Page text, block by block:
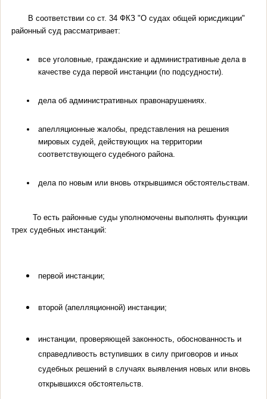
В соответствии со ст. 34 ФКЗ "О судах общей юрисдикции"
районный суд рассматривает:
все уголовные, гражданские и административные дела в
качестве суда первой инстанции (по подсудности).
дела об административных правонарушениях.
апелляционные жалобы, представления на решения
мировых судей, действующих на территории
соответствующего судебного района.
дела по новым или вновь открывшимся обстоятельствам.
То есть районные суды уполномочены выполнять функции
трех судебных инстанций:
первой инстанции;
второй (апелляционной) инстанции;
инстанции, проверяющей законность, обоснованность и
справедли­вость вступивших в силу приговоров и иных
судебных решений в слу­чаях выявления новых или вновь
открывшихся обстоятельств.